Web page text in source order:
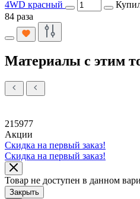
4WD красный
84 раза
Материалы с этим
215977
Акции
Скидка на первый заказ!
Скидка на первый заказ!
Товар не доступен в данном
Закрыть